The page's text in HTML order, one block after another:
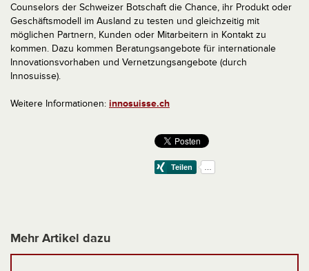
Counselors der Schweizer Botschaft die Chance, ihr Produkt oder
Geschäftsmodell im Ausland zu testen und gleichzeitig mit
möglichen Partnern, Kunden oder Mitarbeitern in Kontakt zu
kommen. Dazu kommen Beratungsangebote für internationale
Innovationsvorhaben und Vernetzungsangebote (durch
Innosuisse).
Weitere Informationen: innosuisse.ch
Mehr Artikel dazu